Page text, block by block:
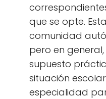
que se opte.
comunidad
pero en
supuesto
situación
especialidad